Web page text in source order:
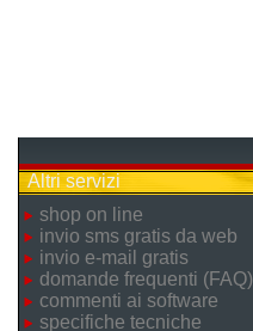
Altri servizi
shop on line
invio sms gratis da web
invio e-mail gratis
domande frequenti (FAQ)
commenti ai software
specifiche tecniche